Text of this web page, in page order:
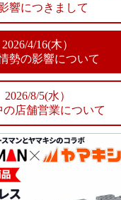
響につきまして
2026/4/16(木）
勢の影響について
2026/8/5(水）
の店舗営業について